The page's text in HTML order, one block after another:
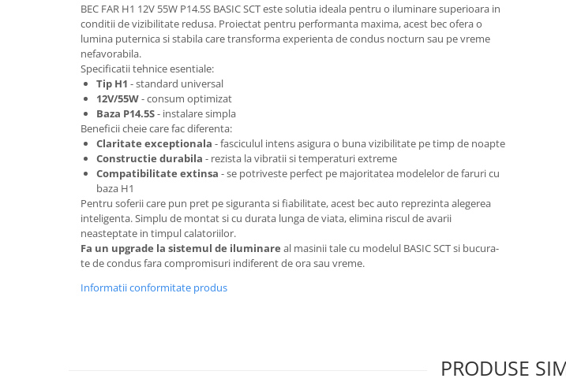
Lampi si Proiectoare Camion
Marcaje si Echipamente de
Accesorii Cabina Camion
Echipamente Electrice si
Echipamente ADR si Utilitare
Uleiuri si Lichide Auto
Aditivi Combustibil
Aditivi Ulei Motor
Aditivi DPF, Sistem Racire si
Servodirectie
BEC FAR H1 12V 55W P14.5S BASIC SCT este solutia ideala pentru o iluminare superioara in
conditii de vizibilitate redusa. Proiectat pentru performanta maxima, acest bec ofera o
lumina puternica si stabila care transforma experienta de condus nocturn sau pe vreme
nefavorabila.
Specificatii tehnice esentiale:
Tip H1 - standard universal
12V/55W- consum optimizat
Baza P14.5S- instalare simpla
Beneficii cheie care fac diferenta:
Claritate exceptionala - fasciculul intens asigura o buna vizibilitate pe timp de noapte
Constructie durabila - rezista la vibratii si temperaturi extreme
Compatibilitate extinsa - se potriveste perfect pe majoritatea modelelor de faruri cu
baza H1
Pentru soferii care pun pret pe siguranta si fiabilitate, acest bec auto reprezinta alegerea
inteligenta. Simplu de montat si cu durata lunga de viata, elimina riscul de avarii
neasteptate in timpul calatoriilor.
Fa un upgrade la sistemul de iluminare al masinii tale cu modelul BASIC SCT si bucura-
te de condus fara compromisuri indiferent de ora sau vreme.
Informatii conformitate produs
PRODUSE